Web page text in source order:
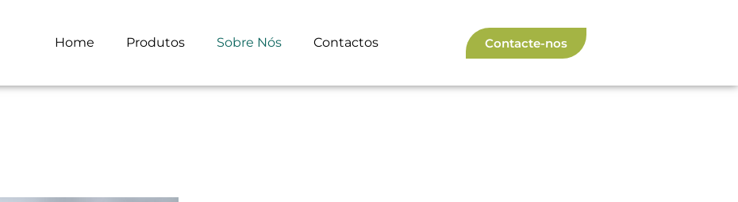
Home Produtos Sobre Nós Contactos Contacte-nos